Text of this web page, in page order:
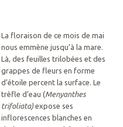
La floraison de ce mois de mai
nous emmène jusqu’à la mare.
Là, des feuilles trilobées et des
grappes de fleurs en forme
d’étoile percent la surface. Le
trèfle d’eau (Menyanthes
trifoliata) expose ses
inflorescences blanches en